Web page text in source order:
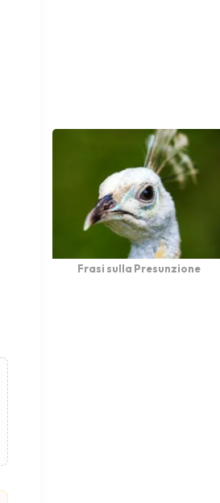
Frasi sulla Presunzione